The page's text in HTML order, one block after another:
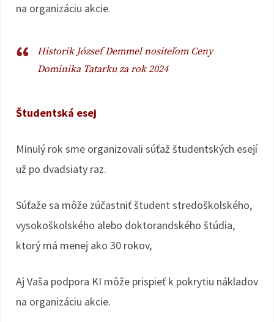
na organizáciu akcie.
Historik József Demmel nositeľom Ceny
Dominika Tatarku za rok 2024
Študentská esej
Minulý rok sme organizovali súťaž študentských esejí
už po dvadsiaty raz.
Súťaže sa môže zúčastniť študent stredoškolského,
vysokoškolského alebo doktorandského štúdia,
ktorý má menej ako 30 rokov,
Aj Vaša podpora KI môže prispieť k pokrytiu nákladov
na organizáciu akcie.